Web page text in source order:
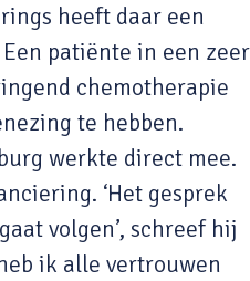
heeft daar een
patiënte in een zeer
chemotherapie
te hebben.
werkte direct mee.
‘Het gesprek
volgen’, schreef hij
ik alle vertrouwen